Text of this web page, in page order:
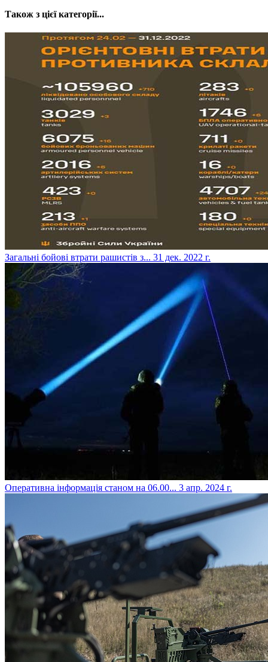
Також з цієї категорії...
​Загальні бойові втрати рашистів з... 31 дек. 2022 г.
​Оперативна інформація станом на 06.00... 3 апр. 2024 г.